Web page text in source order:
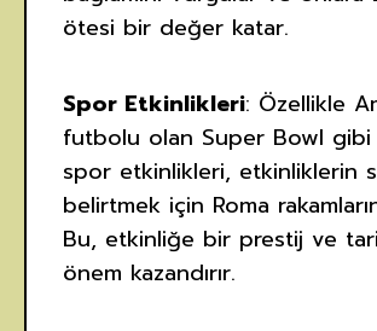
ötesi bir değer katar.
Spor Etkinlikleri: Özellikle
futbolu olan Super Bowl
spor etkinlikleri, etkinliklerin
belirtmek için Roma
Bu, etkinliğe bir prestij ve
önem kazandırır.